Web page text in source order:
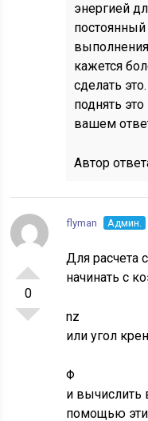
энергией
постоянный
кажется
сделать
поднять
вашем
Автор
0
flyman Админ.
Для расчета
начинать с
nz
или угол
Φ
и вычислить
помощью